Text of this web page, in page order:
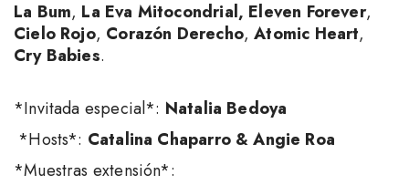
La Bum, La Eva Mitocondrial, Eleven Forever,
Cielo Rojo, Corazón Derecho,Atomic Heart,
Cry Babies.
*Invitada especial*: Natalia Bedoya
*Hosts*: Catalina Chaparro & Angie Roa
*Muestras extensión*: